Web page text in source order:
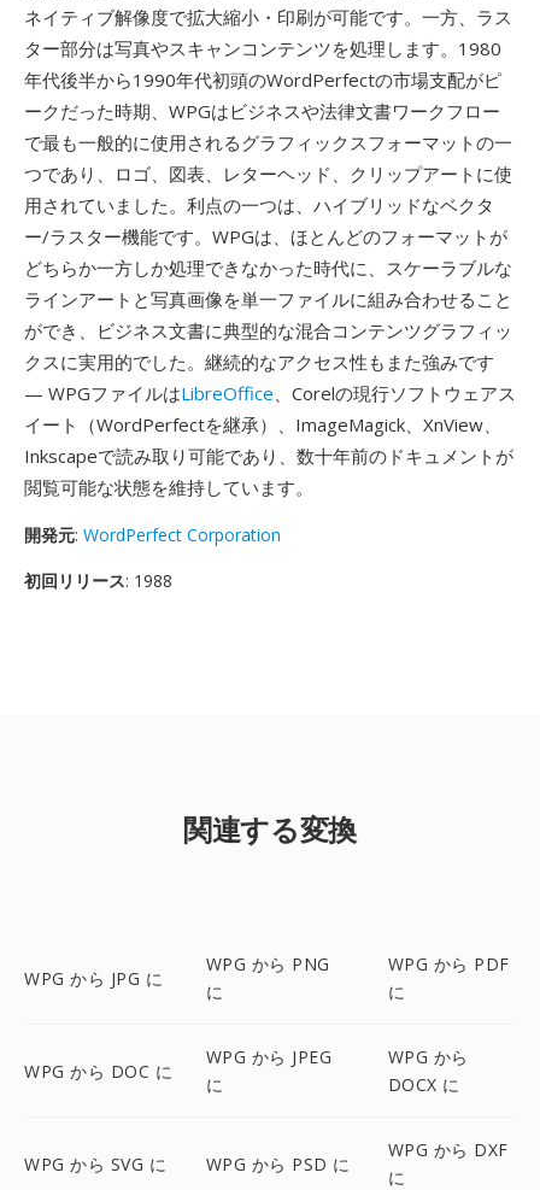
ネイティブ解像度で拡大縮小・印刷が可能です。一方、ラス
ター部分は写真やスキャンコンテンツを処理します。1980
年代後半から1990年代初頭のWordPerfectの市場支配がピ
ークだった時期、WPGはビジネスや法律文書ワークフロー
で最も一般的に使用されるグラフィックスフォーマットの一
つであり、ロゴ、図表、レターヘッド、クリップアートに使
用されていました。利点の一つは、ハイブリッドなベクタ
ー/ラスター機能です。WPGは、ほとんどのフォーマットが
どちらか一方しか処理できなかった時代に、スケーラブルな
ラインアートと写真画像を単一ファイルに組み合わせること
ができ、ビジネス文書に典型的な混合コンテンツグラフィッ
クスに実用的でした。継続的なアクセス性もまた強みです
— WPGファイルはLibreOffice、Corelの現行ソフトウェアス
イート（WordPerfectを継承）、ImageMagick、XnView、
Inkscapeで読み取り可能であり、数十年前のドキュメントが
閲覧可能な状態を維持しています。
開発元: WordPerfect Corporation
初回リリース: 1988
関連する変換
WPG から JPG に
WPG から PNG
に
WPG から PDF
に
WPG から DOC に
WPG から JPEG
に
WPG から
DOCX に
WPG から SVG に WPG から PSD に
WPG から DXF
に